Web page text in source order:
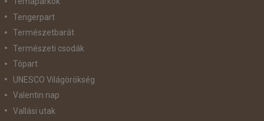
Tengerpart
Természetbarát
Természeti csodák
Tópart
UNESCO Világörökség
Valentin nap
Vallási utak